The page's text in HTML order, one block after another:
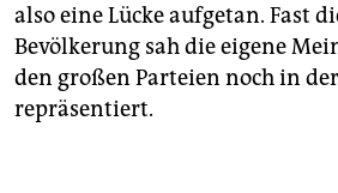
also eine Lücke aufgetan. Fast
Bevölkerung sah die eigene
den großen Parteien noch in
repräsentiert.